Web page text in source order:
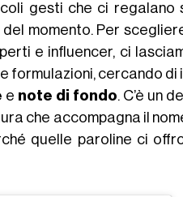
gesti che ci regalano
momento. Per
e influencer, ci
formulazioni, cercando di
e note di fondo. C’è un
che accompagna il
quelle paroline ci